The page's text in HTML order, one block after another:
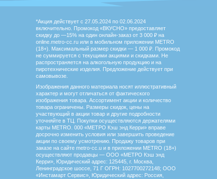
*Акция действует с 27.05.2024 по 02.06.2024
включительно. Промокод «ВКУСНО» предоставляет
скидку до —15% на один онлайн-заказ от 3 000 ₽ на
online.metro-cc.ru или в мобильном приложении METRO
(18+). Максимальный размер скидки — 1 000 ₽. Промокод
не суммируется с текущими акциями и скидками. Не
распространяется на алкогольную продукцию и на
пиротехнические изделия. Предложение действует при
самовывозе.
Изображения данного материала носят иллюстративный
характер и могут отличаться от фактического
изображения товара. Ассортимент акции и количество
товара ограничены. Размеры скидок, цены на
участвующий в акции товар и другие подробности
уточняйте в ТЦ. Покупки осуществляются держателями
карты METRO. 000 «МЕТРО Кэш энд Керри» вправе
досрочно изменить условия или завершить проведение
акции по своему усмотрению. Продажу товаров при
заказе на сайте metro-cc.u и в приложении METRO (18+)
осуществляют продавцы — ООО «МЕТРО Кэш энд
Керри», Юридический адрес: 125445, г. Москва,
Ленинградское шоссе, 71 Г ОГРН: 1027700272148; ООО
«Инстамарт Сервис», Юридический адрес: Россия,